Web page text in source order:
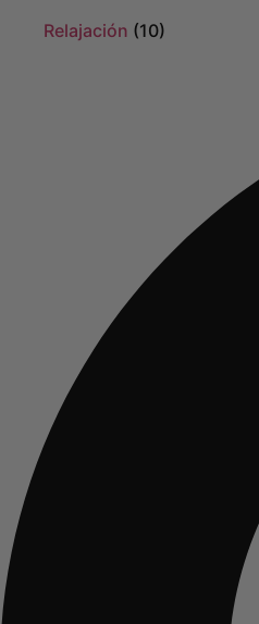
Relajación (10)